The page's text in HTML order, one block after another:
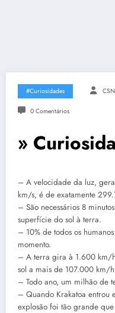
#Curiosidades
0 Comentários
»
– A velocidade da luz,
km/s, é de exatamente
– São necessários 8
superfície do sol à terra.
– 10% de todos os
momento.
– A terra gira à 1.600 km/
sol a mais de 107.000 km/
– Todo ano, um milhão de
– Quando Krakatoa entrou
explosão foi tão grande